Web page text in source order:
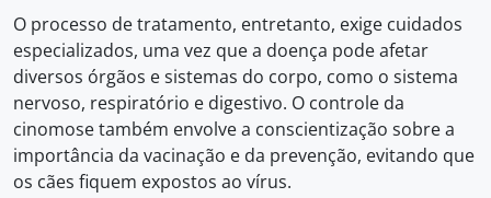
O processo de tratamento, entretanto, exige cuidados
especializados, uma vez que a doença pode afetar
diversos órgãos e sistemas do corpo, como o sistema
nervoso, respiratório e digestivo. O controle da
cinomose também envolve a conscientização sobre a
importância da vacinação e da prevenção, evitando que
os cães fiquem expostos ao vírus.